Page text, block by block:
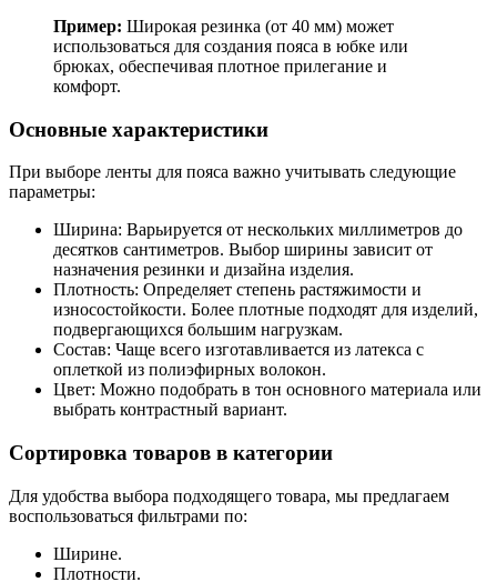
Пример: Широкая резинка (от 40 мм) может
использоваться для создания пояса в юбке или
брюках, обеспечивая плотное прилегание и
комфорт.
Основные характеристики
При выборе ленты для пояса важно учитывать следующие
параметры:
Ширина: Варьируется от нескольких миллиметров до
десятков сантиметров. Выбор ширины зависит от
назначения резинки и дизайна изделия.
Плотность: Определяет степень растяжимости и
износостойкости. Более плотные подходят для изделий,
подвергающихся большим нагрузкам.
Состав: Чаще всего изготавливается из латекса с
оплеткой из полиэфирных волокон.
Цвет: Можно подобрать в тон основного материала или
выбрать контрастный вариант.
Сортировка товаров в категории
Для удобства выбора подходящего товара, мы предлагаем
воспользоваться фильтрами по:
Ширине.
Плотности.